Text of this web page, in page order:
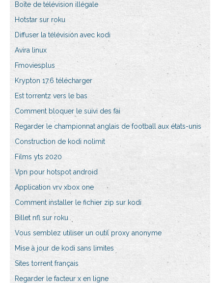
Boîte de télévision illégale
Hotstar sur roku
Diffuser la télévision avec kodi
Avira linux
Fmoviesplus
Krypton 17.6 télécharger
Est torrentz vers le bas
Comment bloquer le suivi des fai
Regarder le championnat anglais de football aux états-unis
Construction de kodi nolimit
Films yts 2020
Vpn pour hotspot android
Application vrv xbox one
Comment installer le fichier zip sur kodi
Billet nfl sur roku
Vous semblez utiliser un outil proxy anonyme
Mise à jour de kodi sans limites
Sites torrent français
Regarder le facteur x en ligne